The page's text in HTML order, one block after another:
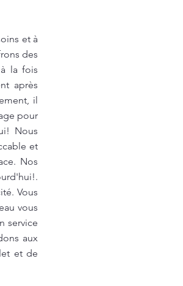
et à
des
la fois
après
il
pour
Nous
et
Nos
Vous
vous
service
aux
et de